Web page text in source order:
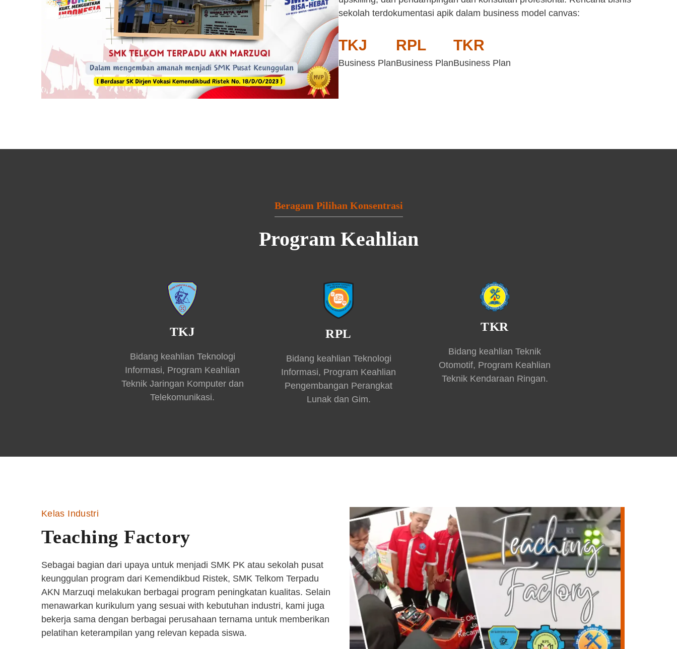
sekolah terdokumentasi apik dalam business model canvas:
TKJ
Business Plan
RPL
Business Plan
TKR
Business Plan
Beragam Pilihan Konsentrasi
Program Keahlian
TKJ
Bidang keahlian Teknologi
Informasi, Program Keahlian
Teknik Jaringan Komputer dan
Telekomunikasi.
RPL
Bidang keahlian Teknologi
Informasi, Program Keahlian
Pengembangan Perangkat
Lunak dan Gim.
TKR
Bidang keahlian Teknik
Otomotif, Program Keahlian
Teknik Kendaraan Ringan.
Kelas Industri
Teaching Factory
Sebagai bagian dari upaya untuk menjadi SMK PK atau sekolah pusat
keunggulan program dari Kemendikbud Ristek, SMK Telkom Terpadu
AKN Marzuqi melakukan berbagai program peningkatan kualitas. Selain
menawarkan kurikulum yang sesuai with kebutuhan industri, kami juga
bekerja sama dengan berbagai perusahaan ternama untuk memberikan
pelatihan keterampilan yang relevan kepada siswa.